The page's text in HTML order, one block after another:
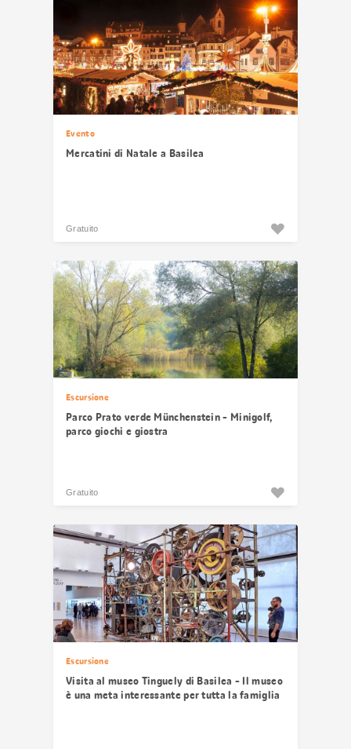
Evento
Mercatini di Natale a Basilea
Gratuito
Escursione
Parco Prato verde Münchenstein - Minigolf,
parco giochi e giostra
Gratuito
Escursione
Visita al museo Tinguely di Basilea - Il museo
è una meta interessante per tutta la famiglia